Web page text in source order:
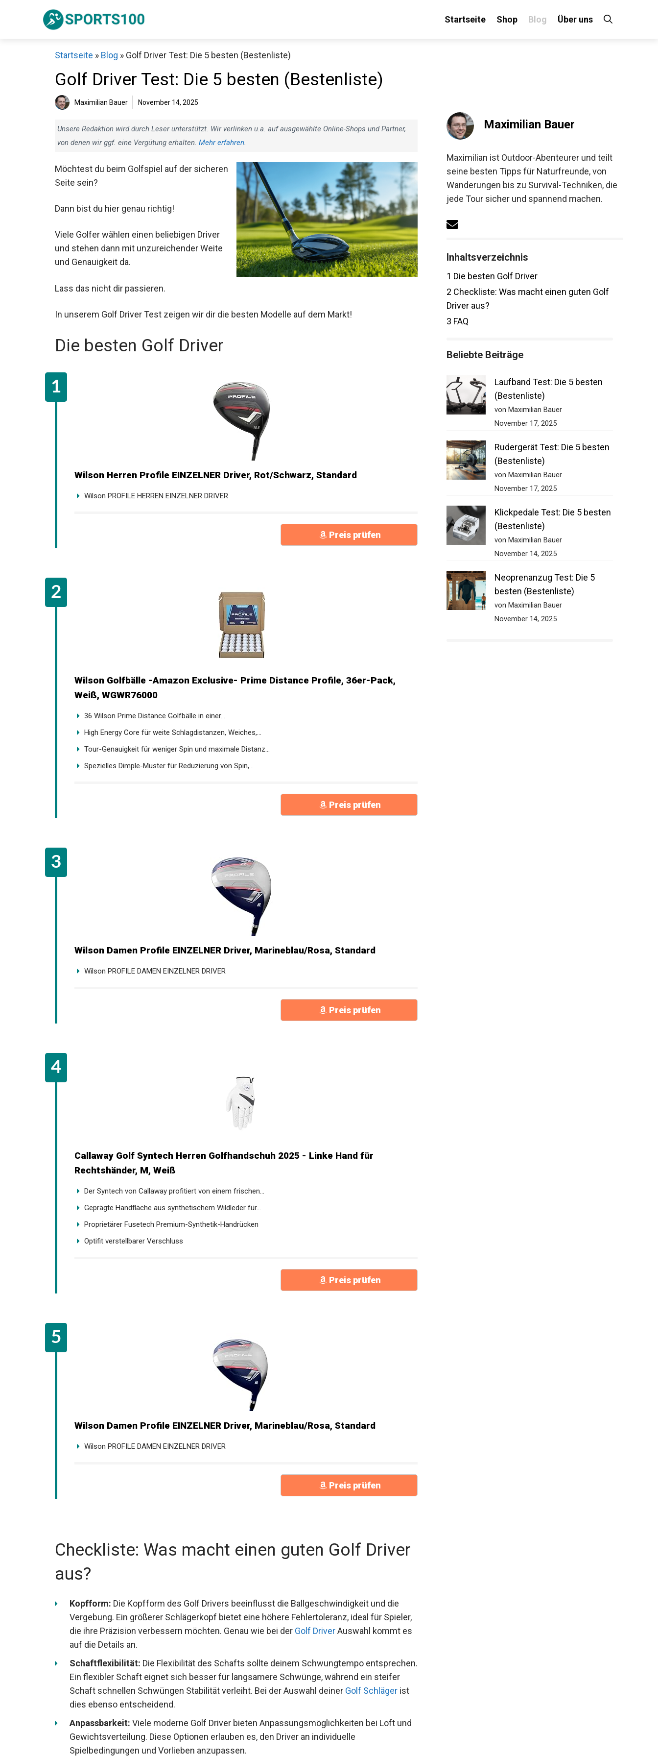
Startseite Shop Blog Über uns
Startseite » Blog » Golf Driver Test: Die 5 besten (Bestenliste)
Golf Driver Test: Die 5 besten (Bestenliste)
Maximilian Bauer November 14, 2025
Unsere Redaktion wird durch Leser unterstützt. Wir verlinken u.a. auf ausgewählte Online-Shops und Partner,
von denen wir ggf. eine Vergütung erhalten. Mehr erfahren.
Möchtest du beim Golfspiel auf der sicheren
Seite sein?
Dann bist du hier genau richtig!
Viele Golfer wählen einen beliebigen Driver
und stehen dann mit unzureichender Weite
und Genauigkeit da.
Lass das nicht dir passieren.
In unserem Golf Driver Test zeigen wir dir die besten Modelle auf dem Markt!
Die besten Golf Driver
Wilson Herren Profile EINZELNER Driver, Rot/Schwarz, Standard
Wilson PROFILE HERREN EINZELNER DRIVER
Preis prüfen
Wilson Golfbälle -Amazon Exclusive- Prime Distance Profile, 36er-Pack,
Weiß, WGWR76000
36 Wilson Prime Distance Golfbälle in einer...
High Energy Core für weite Schlagdistanzen, Weiches,...
Tour-Genauigkeit für weniger Spin und maximale Distanz...
Spezielles Dimple-Muster für Reduzierung von Spin,...
Preis prüfen
Wilson Damen Profile EINZELNER Driver, Marineblau/Rosa, Standard
Wilson PROFILE DAMEN EINZELNER DRIVER
Preis prüfen
Callaway Golf Syntech Herren Golfhandschuh 2025 - Linke Hand für
Rechtshänder, M, Weiß
Der Syntech von Callaway profitiert von einem frischen...
Geprägte Handfläche aus synthetischem Wildleder für...
Proprietärer Fusetech Premium-Synthetik-Handrücken
Optifit verstellbarer Verschluss
Preis prüfen
Wilson Damen Profile EINZELNER Driver, Marineblau/Rosa, Standard
Wilson PROFILE DAMEN EINZELNER DRIVER
Preis prüfen
Checkliste: Was macht einen guten Golf Driver
aus?
Kopfform: Die Kopfform des Golf Drivers beeinflusst die Ballgeschwindigkeit und die
Vergebung. Ein größerer Schlägerkopf bietet eine höhere Fehlertoleranz, ideal für Spieler,
die ihre Präzision verbessern möchten. Genau wie bei der Golf DriverAuswahl kommt es
auf die Details an.
Schaftflexibilität: Die Flexibilität des Schafts sollte deinem Schwungtempo entsprechen.
Ein flexibler Schaft eignet sich besser für langsamere Schwünge, während ein steifer
Schaft schnellen Schwüngen Stabilität verleiht. Bei der Auswahl deiner Golf Schläger ist
dies ebenso entscheidend.
Anpassbarkeit: Viele moderne Golf Driver bieten Anpassungsmöglichkeiten bei Loft und
Gewichtsverteilung. Diese Optionen erlauben es, den Driver an individuelle
Spielbedingungen und Vorlieben anzupassen.
Maximilian Bauer
Maximilian ist Outdoor-Abenteurer und teilt
seine besten Tipps für Naturfreunde, von
Wanderungen bis zu Survival-Techniken, die
jede Tour sicher und spannend machen.
Inhaltsverzeichnis
1 Die besten Golf Driver
2 Checkliste: Was macht einen guten Golf
Driver aus?
3 FAQ
Beliebte Beiträge
Laufband Test: Die 5 besten
(Bestenliste)
von Maximilian Bauer
November 17, 2025
Rudergerät Test: Die 5 besten
(Bestenliste)
von Maximilian Bauer
November 17, 2025
Klickpedale Test: Die 5 besten
(Bestenliste)
von Maximilian Bauer
November 14, 2025
Neoprenanzug Test: Die 5
besten (Bestenliste)
von Maximilian Bauer
November 14, 2025